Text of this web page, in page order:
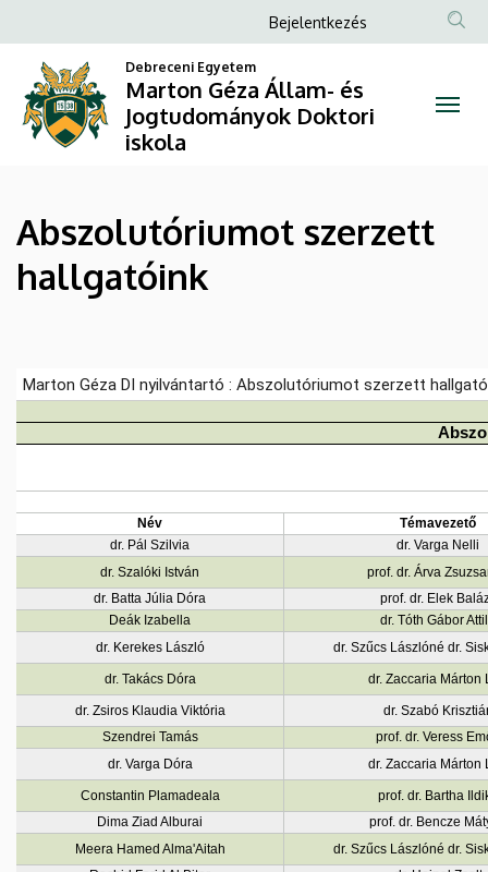
Abszolutóriumot
szerzett
hallgatóink
Géza
Állam-
Jogtudományok
Doktori
a
tartalomra
Anonim
fiók
menüje
Bejelentkezés
Debreceni Egyetem
Marton Géza Állam- és
Jogtudományok Doktori
iskola
Abszolutóriumot szerzett
hallgatóink